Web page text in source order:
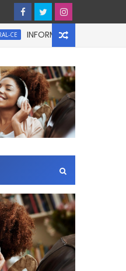
INFORMATIVO À IMPRENSA